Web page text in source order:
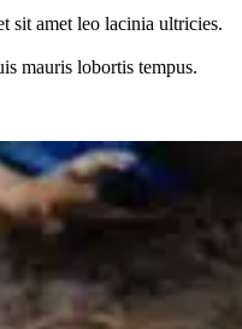
sit amet leo lacinia ultricies.
mauris lobortis tempus.